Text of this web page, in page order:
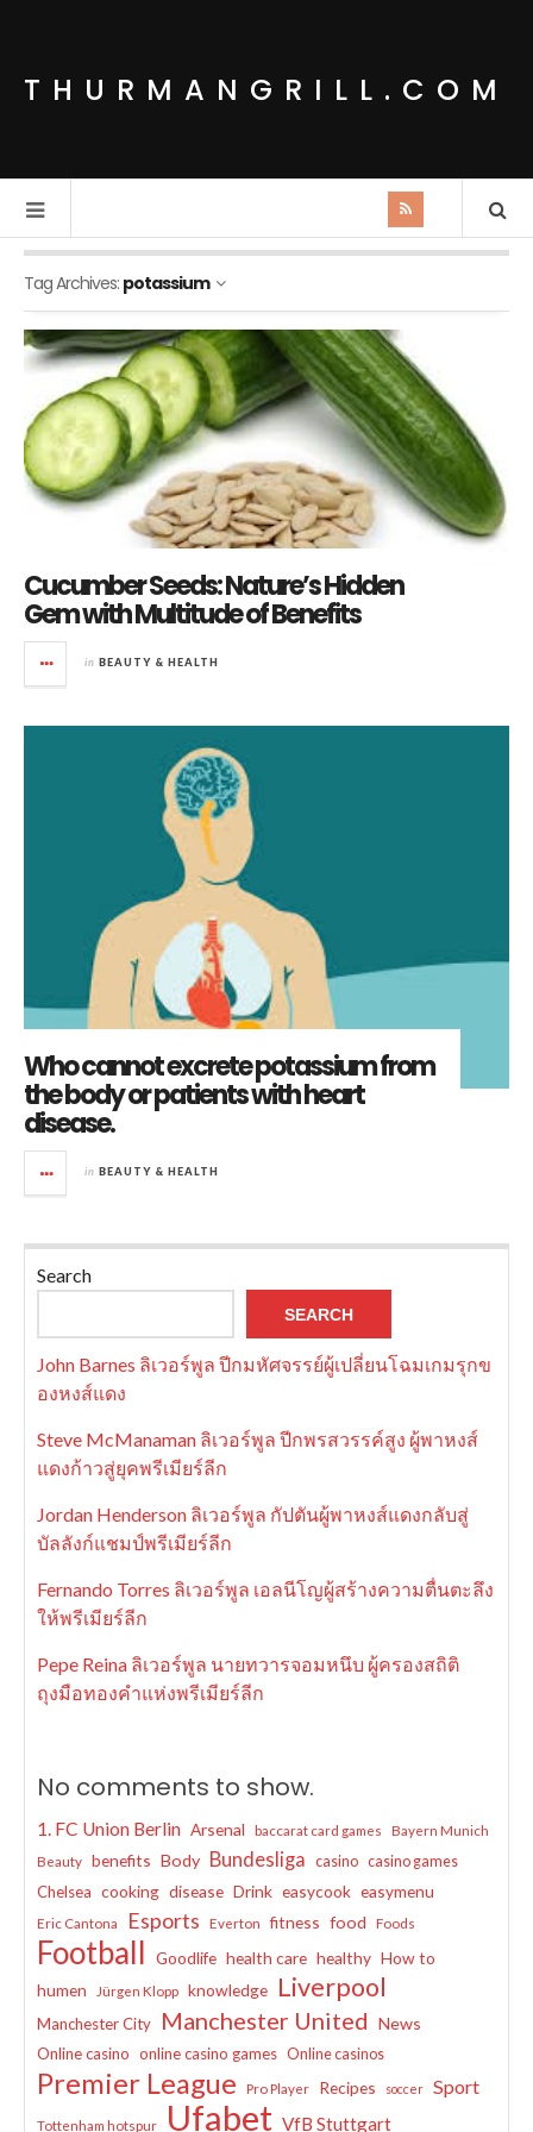
THURMANGRILL.COM
Tag Archives: potassium
Cucumber Seeds: Nature’s Hidden
Gem with Multitude of Benefits
in BEAUTY & HEALTH
Who cannot excrete potassium from
the body or patients with heart
disease.
in BEAUTY & HEALTH
Search
SEARCH
John Barnes ลิเวอร์พูล ปีกมหัศจรรย์ผู้เปลี่ยนโฉมเกมรุกข
องหงส์แดง
Steve McManaman ลิเวอร์พูล ปีกพรสวรรค์สูง ผู้พาหงส์
แดงก้าวสู่ยุคพรีเมียร์ลีก
Jordan Henderson ลิเวอร์พูล กัปตันผู้พาหงส์แดงกลับสู่
บัลลังก์แชมป์พรีเมียร์ลีก
Fernando Torres ลิเวอร์พูล เอลนีโญผู้สร้างความตื่นตะลึง
ให้พรีเมียร์ลีก
Pepe Reina ลิเวอร์พูล นายทวารจอมหนึบ ผู้ครองสถิติ
ถุงมือทองคำแห่งพรีเมียร์ลีก
No comments to show.
1. FC Union Berlin Arsenal baccarat card games
Bayern Munich
Beauty
benefits Body Bundesliga casino casino games
Chelsea cooking disease Drink easycook easymenu
Eric Cantona Esports Everton fitness food Foods
Football Goodlife health care healthy How to
humen
Jürgen Klopp knowledge Liverpool
Manchester City Manchester United News
Online casino online casino games Online casinos
Premier League Pro Player Recipes soccer Sport
Tottenham hotspur Ufabet VfB Stuttgart